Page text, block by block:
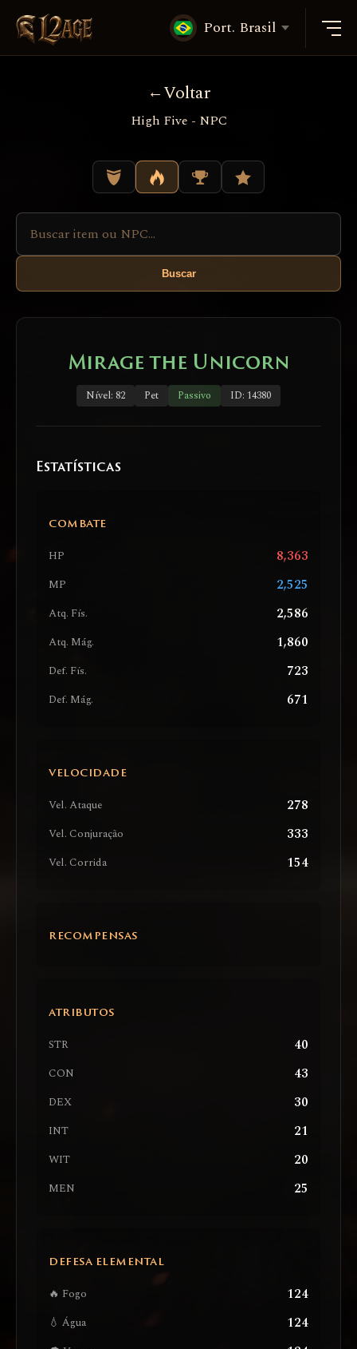
Port. Brasil
Voltar
High Five - NPC
Buscar
Mirage the Unicorn
Nível: 82 Pet Passivo ID: 14380
Estatísticas
COMBATE
HP 8,363
MP 2,525
Atq. Fís. 2,586
Atq. Mág. 1,860
Def. Fís. 723
Def. Mág. 671
VELOCIDADE
Vel. Ataque 278
Vel. Conjuração 333
Vel. Corrida 154
RECOMPENSAS
ATRIBUTOS
STR 40
CON 43
DEX 30
INT 21
WIT 20
MEN 25
DEFESA ELEMENTAL
🔥 Fogo 124
💧 Água 124